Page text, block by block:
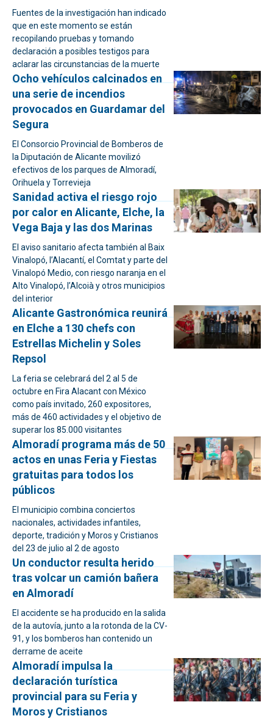
Fuentes de la investigación han indicado
que en este momento se están
recopilando pruebas y tomando
declaración a posibles testigos para
aclarar las circunstancias de la muerte
Ocho vehículos calcinados en
una serie de incendios
provocados en Guardamar del
Segura
El Consorcio Provincial de Bomberos de
la Diputación de Alicante movilizó
efectivos de los parques de Almoradí,
Orihuela y Torrevieja
Sanidad activa el riesgo rojo
por calor en Alicante, Elche, la
Vega Baja y las dos Marinas
El aviso sanitario afecta también al Baix
Vinalopó, l’Alacantí, el Comtat y parte del
Vinalopó Medio, con riesgo naranja en el
Alto Vinalopó, l’Alcoià y otros municipios
del interior
Alicante Gastronómica reunirá
en Elche a 130 chefs con
Estrellas Michelin y Soles
Repsol
La feria se celebrará del 2 al 5 de
octubre en Fira Alacant con México
como país invitado, 260 expositores,
más de 460 actividades y el objetivo de
superar los 85.000 visitantes
Almoradí programa más de 50
actos en unas Feria y Fiestas
gratuitas para todos los
públicos
El municipio combina conciertos
nacionales, actividades infantiles,
deporte, tradición y Moros y Cristianos
del 23 de julio al 2 de agosto
Un conductor resulta herido
tras volcar un camión bañera
en Almoradí
El accidente se ha producido en la salida
de la autovía, junto a la rotonda de la CV-
91, y los bomberos han contenido un
derrame de aceite
Almoradí impulsa la
declaración turística
provincial para su Feria y
Moros y Cristianos